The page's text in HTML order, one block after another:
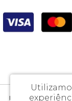
DicaLab Materiais